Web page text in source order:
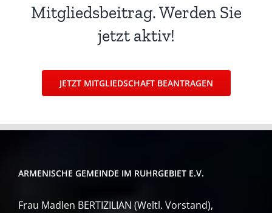
Mitgliedsbeitrag. Werden Sie
jetzt aktiv!
JETZT MITGLIEDSCHAFT BEANTRAGEN
ARMENISCHE GEMEINDE IM RUHRGEBIET E.V.
Frau Madlen BERTIZILIAN (Weltl. Vorstand),